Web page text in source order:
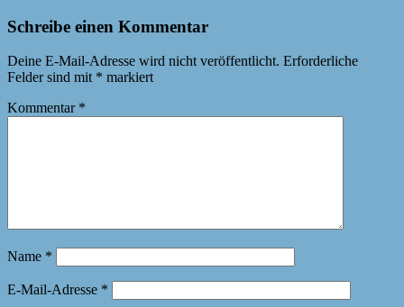
Schreibe einen Kommentar
Deine E-Mail-Adresse wird nicht veröffentlicht. Erforderliche
Felder sind mit * markiert
Kommentar *
Name *
E-Mail-Adresse *